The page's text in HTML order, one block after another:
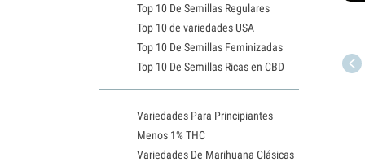
Top 10 De Semillas Regulares
Top 10 de variedades USA
Top 10 De Semillas Feminizadas
Top 10 De Semillas Ricas en CBD
Variedades Para Principiantes
Menos 1% THC
Variedades De Marihuana Clásicas